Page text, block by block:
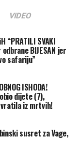
očajan je zato
a rješenje niko ne
kako ćemo
tada noću ne
Nikoga se one
da
akciju
i farmere, ovo
VIDEO
“PRATILI SVAKI
odbrane BIJESAN jer
safariju”
ISHODA!
dijete (7),
iz mrtvih!
susret za Vage,